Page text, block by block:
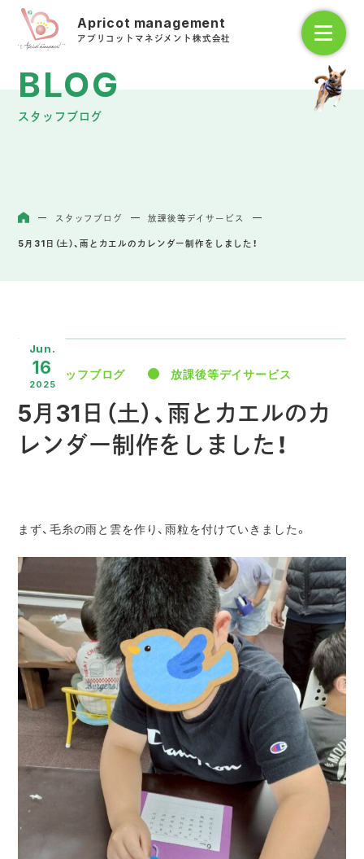
アプリコットマネジメント株式会社
スタッフブログ
ホームスタッフブログ 放課後等デイサービス
5月31日（土）、雨とカエルのカレンダー制作をしました！
Jun.
16
2025
スタッフブログ 放課後等デイサービス
5月31日（土）、雨とカエルのカ
レンダー制作をしました！
まず、毛糸の雨と雲を作り、雨粒を付けていきました。